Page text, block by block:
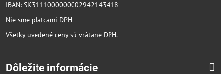
IBAN: SK3111000000002942143418
Nie sme platcami DPH
Všetky uvedené ceny sú vrátane DPH.
Dôležite informácie